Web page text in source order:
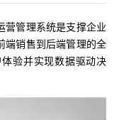
营管理系统是支撑企业
端销售到后端管理的全
验并实现数据驱动决